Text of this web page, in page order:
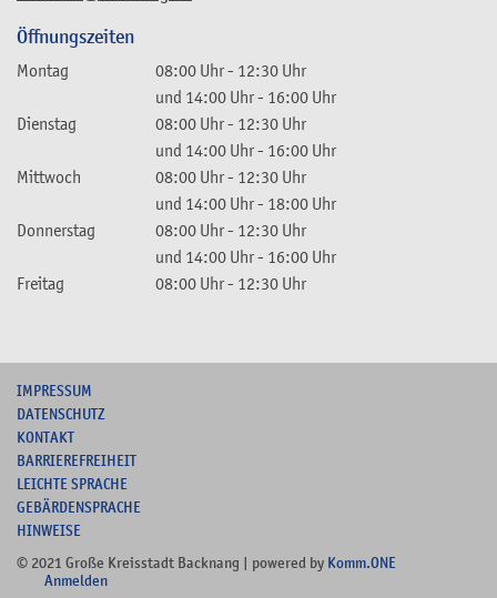
Öffnungszeiten
Montag 08:00 Uhr- 12:30 Uhr
und 14:00 Uhr- 16:00 Uhr
Dienstag
08:00 Uhr- 12:30 Uhr
und 14:00 Uhr- 16:00 Uhr
Mittwoch
08:00 Uhr- 12:30 Uhr
und 14:00 Uhr- 18:00 Uhr
Donnerstag
08:00 Uhr- 12:30 Uhr
und 14:00 Uhr- 16:00 Uhr
Freitag
08:00 Uhr- 12:30 Uhr
IMPRESSUM
DATENSCHUTZ
KONTAKT
BARRIEREFREIHEIT
L EICHTE SPRACHE
GEBÄRDENSPRACHE
HINWEISE
© 2021 Große Kreisstadt Backnang | powered by Komm.ONE
Anmelden